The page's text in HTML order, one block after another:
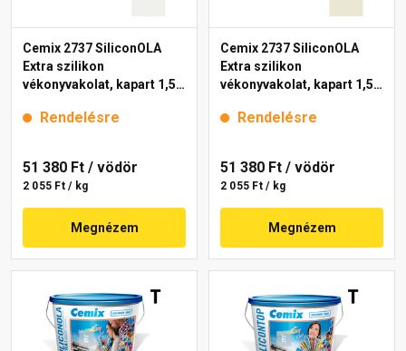
Cemix 2737 SiliconOLA
Extra szilikon
vékonyvakolat, kapart 1,5
Rendelésre
51 380 Ft / vödör
2 055 Ft / kg
Megnézem
Cemix 2737 SiliconOLA
Extra szilikon
vékonyvakolat, kapart 1,5
Rendelésre
51 380 Ft / vödör
2 055 Ft / kg
Megnézem